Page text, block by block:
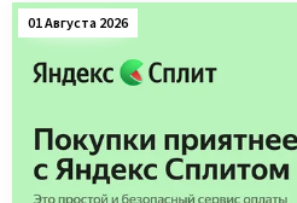
01 Августа 2026